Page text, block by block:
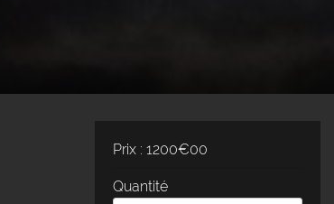
Prix : 1200€00
Quantité